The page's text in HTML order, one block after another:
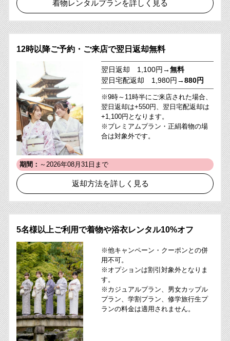
着物レンタルプランを詳しく見る
12時以降ご予約・ご来店で翌日返却無料
翌日返却 1,100円→無料
翌日宅配返却 1,980円→880円
※9時～11時半にご来店された場合、
翌日返却は+550円、翌日宅配返却は
+1,100円となります。
※プレミアムプラン・正絹着物の場
合は対象外です。
期間： ～2026年08月31日まで
返却方法を詳しく見る
5名様以上ご利用で着物や浴衣レンタル10%オフ
※他キャンペーン・クーポンとの併
用不可。
※オプションは割引対象外となりま
す。
※カジュアルプラン、男女カップル
プラン、学割プラン、修学旅行生プ
ランの料金は適用されません。